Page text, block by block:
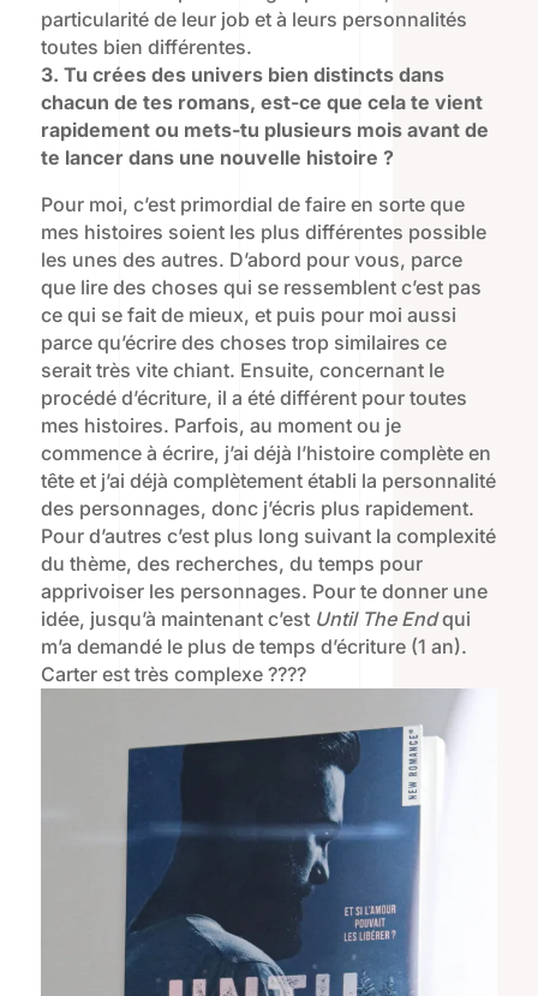
particularité de leur job et à leurs personnalités
toutes bien différentes.
3. Tu crées des univers bien distincts dans
chacun de tes romans, est-ce que cela te vient
rapidement ou mets-tu plusieurs mois avant de
te lancer dans une nouvelle histoire ?
Pour moi, c’est primordial de faire en sorte que
mes histoires soient les plus différentes possible
les unes des autres. D’abord pour vous, parce
que lire des choses qui se ressemblent c’est pas
ce qui se fait de mieux, et puis pour moi aussi
parce qu’écrire des choses trop similaires ce
serait très vite chiant. Ensuite, concernant le
procédé d’écriture, il a été différent pour toutes
mes histoires. Parfois, au moment ou je
commence à écrire, j’ai déjà l’histoire complète en
tête et j’ai déjà complètement établi la personnalité
des personnages, donc j’écris plus rapidement.
Pour d’autres c’est plus long suivant la complexité
du thème, des recherches, du temps pour
apprivoiser les personnages. Pour te donner une
idée, jusqu’à maintenant c’est Until The Endqui
m’a demandé le plus de temps d’écriture (1 an).
Carter est très complexe ????